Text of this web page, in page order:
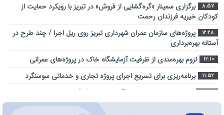
8:57
برگزاری سمینار «گره‌گشایی از فروش» در تبریز با رویکرد حمایت از
کودکان خیریه فرزندان رحمت
12:28
پروژه‌های سازمان عمران شهرداری تبریز روی ریل اجرا / چند طرح در
آستانه بهره‌برداری
12:10 لزوم بهره‌مندی از ظرفیت آزمایشگاه خاک در پروژه‌های عمرانی
11:52 برنامه‌ریزی برای تسریع اجرای پروژه تجاری و خدماتی سوسنگرد
14:35
کارنامه یک‌ساله بهزیستی آذربایجان شرقی/ از مسکن و اشتغال تا
کاهش آسیب‌های اجتماعی